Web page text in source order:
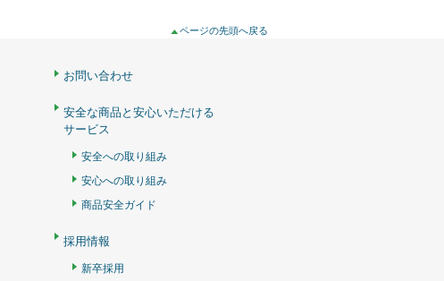
ページの先頭へ戻る
お問い合わせ
安全な商品と安心いただける
サービス
安全への取り組み
安心への取り組み
商品安全ガイド
採用情報
新卒採用